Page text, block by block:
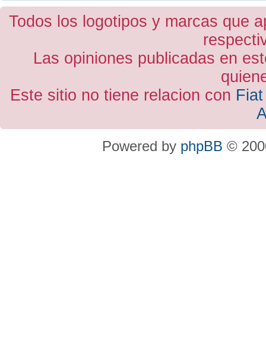
Todos los logotipos y marcas que
Las opiniones publicadas en
Este sitio no tiene relacion con
Powered by phpBB ©